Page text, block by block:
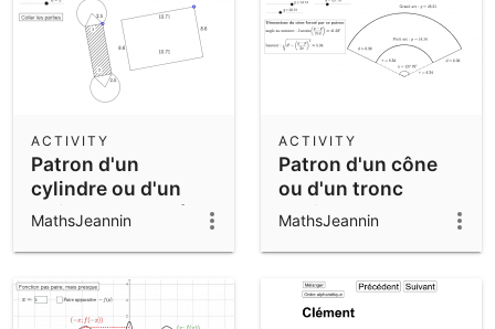
Patron d'un
cylindre ou d'un
cylindre tronqué
l'axe)
ACTIVITY
MathsJeannin
Patron d'un cône
ou d'un tronc
conique
ACTIVITY
MathsJeannin